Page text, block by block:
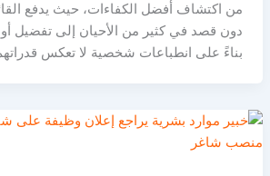
من اكتشاف أفضل الكفاءات، حيث يدفع
دون قصد في كثير من الأحيان إلى تفضيل
بناءً على انطباعات شخصية لا تعكس